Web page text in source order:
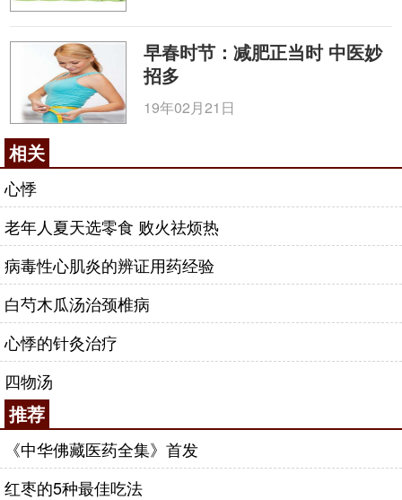
早春时节：减肥正当时 中医妙
招多
19年02月21日
相关
心悸
老年人夏天选零食 败火祛烦热
病毒性心肌炎的辨证用药经验
白芍木瓜汤治颈椎病
心悸的针灸治疗
四物汤
推荐
《中华佛藏医药全集》首发
红枣的5种最佳吃法